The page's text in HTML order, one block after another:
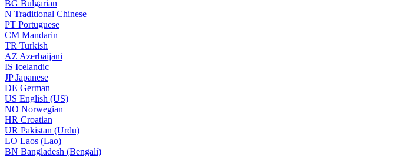
BG Bulgarian
N Traditional Chinese
PT Portuguese
CM Mandarin
TR Turkish
AZ Azerbaijani
IS Icelandic
JPJapanese
DE German
US English (US)
NO Norwegian
HR Croatian
UR Pakistan (Urdu)
LO Laos (Lao)
BN Bangladesh (Bengali)